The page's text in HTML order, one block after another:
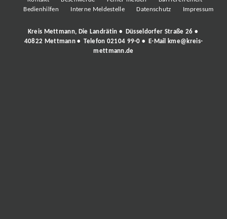
Bedienhilfen
Interne Meldestelle Datenschutz Impressum
Kreis Mettmann, Die Landrätin • Düsseldorfer Straße 26 •
40822 Mettmann • Telefon 02104 99-0 • E-Mail
kme@kreis-
mettmann.de